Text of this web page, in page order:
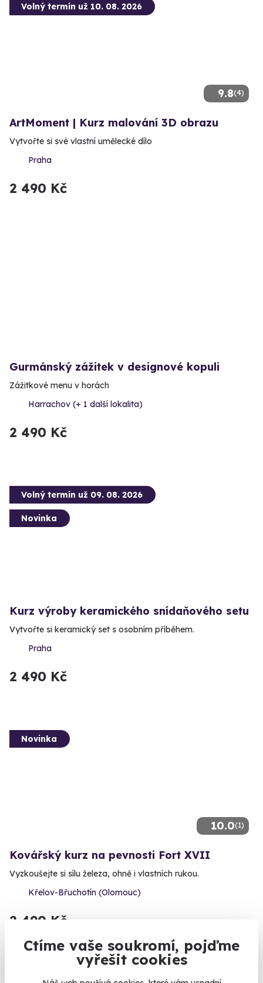
Ctíme vaše soukromí, pojďme
vyřešit cookies
9.8(4)
Volný termín už 10. 08. 2026
ArtMoment | Kurz malování 3D obrazu
Vytvořte si své vlastní umělecké dílo
Praha
2 490 Kč
Gurmánský zážitek v designové kopuli
Zážitkové menu v horách
Harrachov (+ 1 další lokalita)
2 490 Kč
Volný termín už 09. 08. 2026
Novinka
Kurz výroby keramického snídaňového setu
Vytvořte si keramický set s osobním příběhem.
Praha
2 490 Kč
10.0(1)
Novinka
Kovářský kurz na pevnosti Fort XVII
Vyzkoušejte si sílu železa, ohně i vlastních rukou.
Křelov-Břuchotín (Olomouc)
2 490 Kč